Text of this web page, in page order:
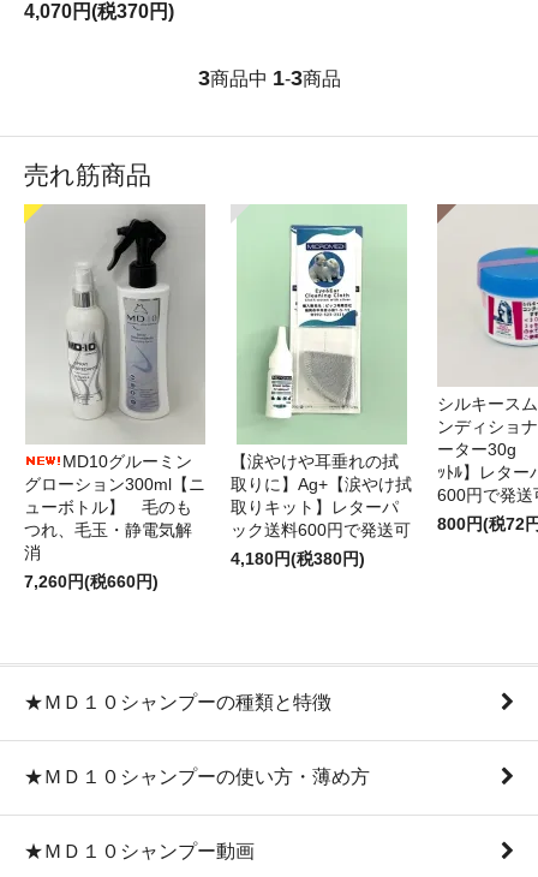
4,070円(税370円)
3商品中 1-3商品
売れ筋商品
MD10グルーミン
グローション300ml【ニ
ューボトル】 毛のも
つれ、毛玉・静電気解
消
7,260円(税660円)
【涙やけや耳垂れの拭
取りに】Ag+【涙やけ拭
取りキット】レターパ
ック送料600円で発送可
4,180円(税380円)
シルキース
ンディショ
ーター30g
ｯﾄﾙ】レター
600円で発送
800円(税72
★ＭＤ１０シャンプーの種類と特徴
★ＭＤ１０シャンプーの使い方・薄め方
★ＭＤ１０シャンプー動画